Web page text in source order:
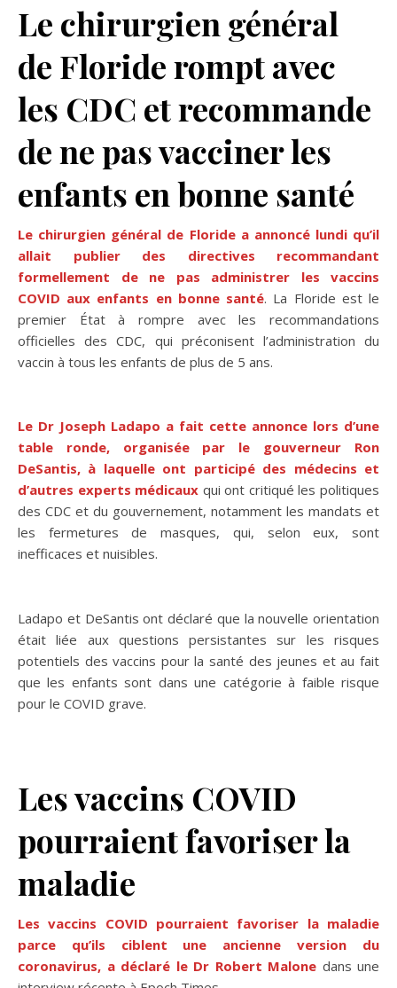
Le chirurgien général
de Floride rompt avec
les CDC et recommande
de ne pas vacciner les
enfants en bonne santé
Le chirurgien général de Floride a annoncé lundi qu’il
allait publier des directives recommandant
formellement de ne pas administrer les vaccins
COVID aux enfants en bonne santé. La Floride est le
premier État à rompre avec les recommandations
officielles des CDC, qui préconisent l’administration du
vaccin à tous les enfants de plus de 5 ans.
Le Dr Joseph Ladapo a fait cette annonce lors d’une
table ronde, organisée par le gouverneur Ron
DeSantis, à laquelle ont participé des médecins et
d’autres experts médicaux qui ont critiqué les politiques
des CDC et du gouvernement, notamment les mandats et
les fermetures de masques, qui, selon eux, sont
inefficaces et nuisibles.
Ladapo et DeSantis ont déclaré que la nouvelle orientation
était liée aux questions persistantes sur les risques
potentiels des vaccins pour la santé des jeunes et au fait
que les enfants sont dans une catégorie à faible risque
pour le COVID grave.
Les vaccins COVID
pourraient favoriser la
maladie
Les vaccins COVID pourraient favoriser la maladie
parce qu’ils ciblent une ancienne version du
coronavirus, a déclaré le Dr Robert Malone dans une